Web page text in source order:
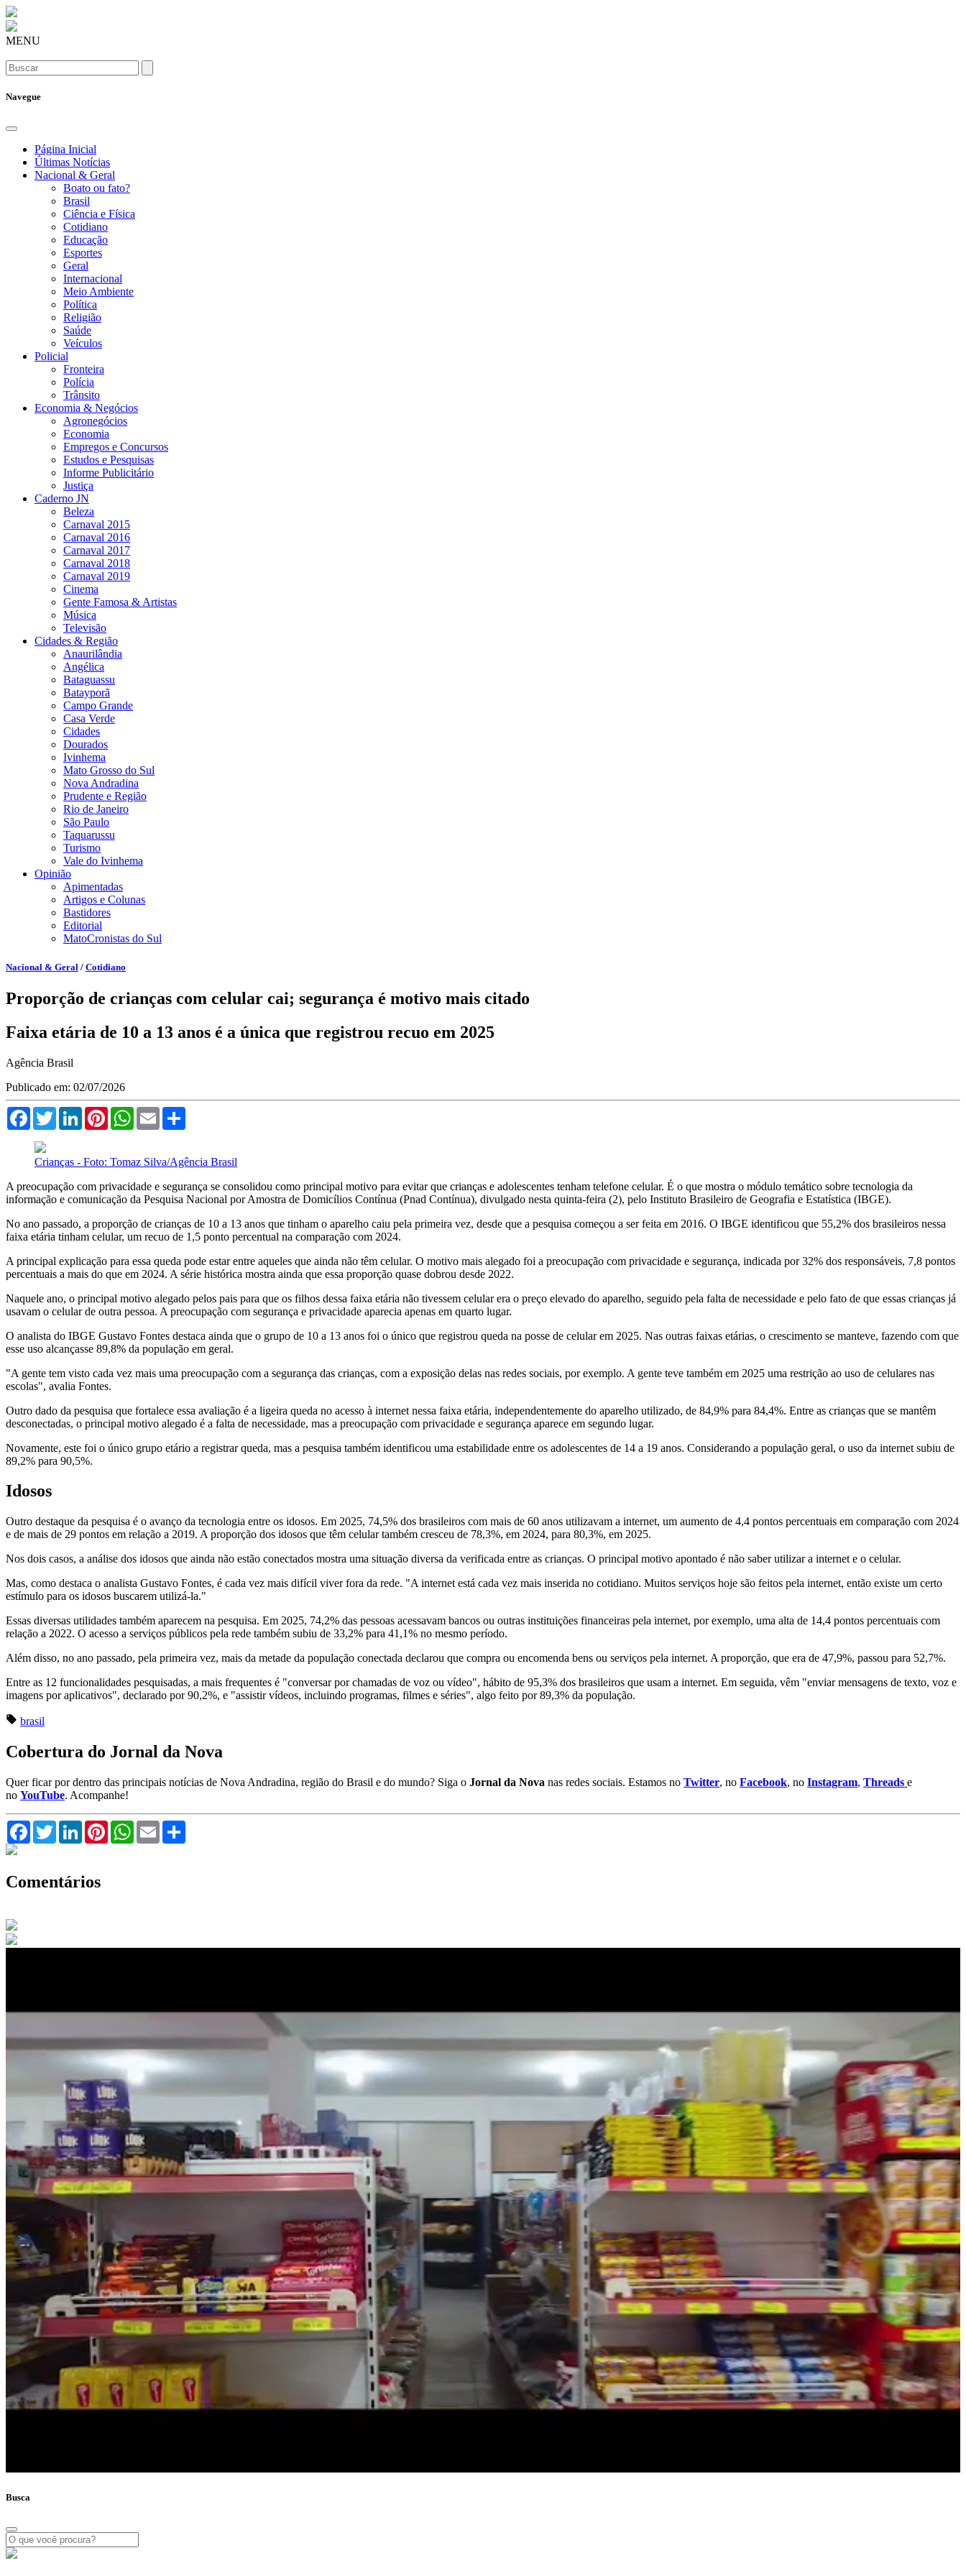
MENU
Navegue
Página Inicial
Últimas Notícias
Nacional & Geral
Boato ou fato?
Brasil
Ciência e Física
Cotidiano
Educação
Esportes
Geral
Internacional
Meio Ambiente
Política
Religião
Saúde
Veículos
Policial
Fronteira
Polícia
Trânsito
Economia & Negócios
Agronegócios
Economia
Empregos e Concursos
Estudos e Pesquisas
Informe Publicitário
Justiça
Caderno JN
Beleza
Carnaval 2015
Carnaval 2016
Carnaval 2017
Carnaval 2018
Carnaval 2019
Cinema
Gente Famosa & Artistas
Música
Televisão
Cidades & Região
Anaurilândia
Angélica
Bataguassu
Batayporã
Campo Grande
Casa Verde
Cidades
Dourados
Ivinhema
Mato Grosso do Sul
Nova Andradina
Prudente e Região
Rio de Janeiro
São Paulo
Taquarussu
Turismo
Vale do Ivinhema
Opinião
Apimentadas
Artigos e Colunas
Bastidores
Editorial
MatoCronistas do Sul
Nacional & Geral / Cotidiano
Proporção de crianças com celular cai; segurança é motivo mais citado
Faixa etária de 10 a 13 anos é a única que registrou recuo em 2025
Agência Brasil
Publicado em: 02/07/2026
FacebookTwitterLinkedInPinterestWhatsApp
Email
Crianças - Foto: Tomaz Silva/Agência Brasil
A preocupação com privacidade e segurança se consolidou como principal motivo para evitar que crianças e adolescentes tenham telefone celular. É o que mostra o módulo temático sobre tecnologia da
informação e comunicação da Pesquisa Nacional por Amostra de Domicílios Contínua (Pnad Contínua), divulgado nesta quinta-feira (2), pelo Instituto Brasileiro de Geografia e Estatística (IBGE).
No ano passado, a proporção de crianças de 10 a 13 anos que tinham o aparelho caiu pela primeira vez, desde que a pesquisa começou a ser feita em 2016. O IBGE identificou que 55,2% dos brasileiros nessa
faixa etária tinham celular, um recuo de 1,5 ponto percentual na comparação com 2024.
A principal explicação para essa queda pode estar entre aqueles que ainda não têm celular. O motivo mais alegado foi a preocupação com privacidade e segurança, indicada por 32% dos responsáveis, 7,8 pontos
percentuais a mais do que em 2024. A série histórica mostra ainda que essa proporção quase dobrou desde 2022.
Naquele ano, o principal motivo alegado pelos pais para que os filhos dessa faixa etária não tivessem celular era o preço elevado do aparelho, seguido pela falta de necessidade e pelo fato de que essas crianças já
usavam o celular de outra pessoa. A preocupação com segurança e privacidade aparecia apenas em quarto lugar.
O analista do IBGE Gustavo Fontes destaca ainda que o grupo de 10 a 13 anos foi o único que registrou queda na posse de celular em 2025. Nas outras faixas etárias, o crescimento se manteve, fazendo com que
esse uso alcançasse 89,8% da população em geral.
"A gente tem visto cada vez mais uma preocupação com a segurança das crianças, com a exposição delas nas redes sociais, por exemplo. A gente teve também em 2025 uma restrição ao uso de celulares nas
escolas", avalia Fontes.
Outro dado da pesquisa que fortalece essa avaliação é a ligeira queda no acesso à internet nessa faixa etária, independentemente do aparelho utilizado, de 84,9% para 84,4%. Entre as crianças que se mantêm
desconectadas, o principal motivo alegado é a falta de necessidade, mas a preocupação com privacidade e segurança aparece em segundo lugar.
Novamente, este foi o único grupo etário a registrar queda, mas a pesquisa também identificou uma estabilidade entre os adolescentes de 14 a 19 anos. Considerando a população geral, o uso da internet subiu de
89,2% para 90,5%.
Idosos
Outro destaque da pesquisa é o avanço da tecnologia entre os idosos. Em 2025, 74,5% dos brasileiros com mais de 60 anos utilizavam a internet, um aumento de 4,4 pontos percentuais em comparação com 2024
e de mais de 29 pontos em relação a 2019. A proporção dos idosos que têm celular também cresceu de 78,3%, em 2024, para 80,3%, em 2025.
Nos dois casos, a análise dos idosos que ainda não estão conectados mostra uma situação diversa da verificada entre as crianças. O principal motivo apontado é não saber utilizar a internet e o celular.
Mas, como destaca o analista Gustavo Fontes, é cada vez mais difícil viver fora da rede. "A internet está cada vez mais inserida no cotidiano. Muitos serviços hoje são feitos pela internet, então existe um certo
estímulo para os idosos buscarem utilizá-la."
Essas diversas utilidades também aparecem na pesquisa. Em 2025, 74,2% das pessoas acessavam bancos ou outras instituições financeiras pela internet, por exemplo, uma alta de 14,4 pontos percentuais com
relação a 2022. O acesso a serviços públicos pela rede também subiu de 33,2% para 41,1% no mesmo período.
Além disso, no ano passado, pela primeira vez, mais da metade da população conectada declarou que compra ou encomenda bens ou serviços pela internet. A proporção, que era de 47,9%, passou para 52,7%.
Entre as 12 funcionalidades pesquisadas, a mais frequentes é "conversar por chamadas de voz ou vídeo", hábito de 95,3% dos brasileiros que usam a internet. Em seguida, vêm "enviar mensagens de texto, voz e
imagens por aplicativos", declarado por 90,2%, e "assistir vídeos, incluindo programas, filmes e séries", algo feito por 89,3% da população.
brasil
Cobertura do Jornal da Nova
Quer ficar por dentro das principais notícias de Nova Andradina, região do Brasil e do mundo? Siga o Jornal da Nova nas redes sociais. Estamos no Twitter, no Facebook, no Instagram, Threads e
no YouTube. Acompanhe!
FacebookTwitterLinkedInPinterestWhatsApp
Email
Comentários
Busca